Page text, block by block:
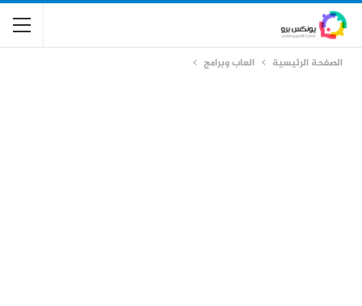
الصفحة الرئيسية العاب وبرامج